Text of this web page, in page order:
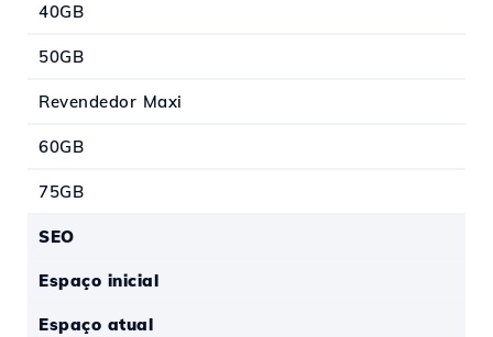
40GB
50GB
Revendedor Maxi
60GB
75GB
SEO
Espaço inicial
Espaço atual